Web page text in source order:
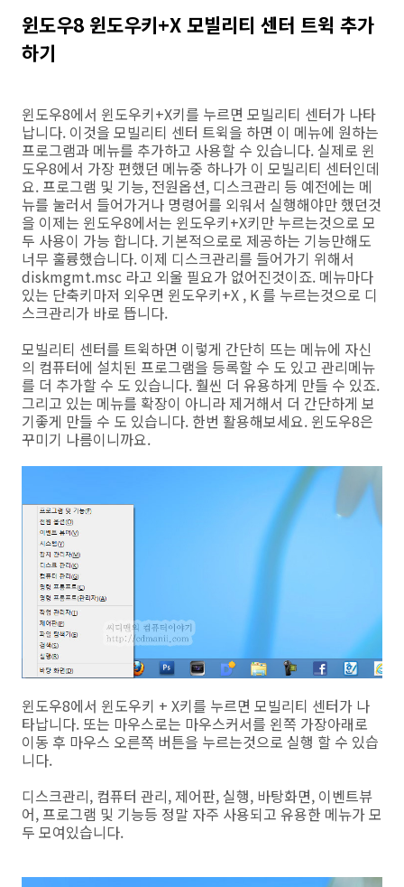
윈도우8 윈도우키+X 모빌리티 센터 트윅 추가
하기
윈도우8에서 윈도우키+X키를 누르면 모빌리티 센터가 나타
납니다. 이것을 모빌리티 센터 트윅을 하면 이 메뉴에 원하는
프로그램과 메뉴를 추가하고 사용할 수 있습니다. 실제로 윈
도우8에서 가장 편했던 메뉴중 하나가 이 모빌리티 센터인데
요. 프로그램 및 기능, 전원옵션, 디스크관리 등 예전에는 메
뉴를 눌러서 들어가거나 명령어를 외워서 실행해야만 했던것
을 이제는 윈도우8에서는 윈도우키+X키만 누르는것으로 모
두 사용이 가능 합니다. 기본적으로로 제공하는 기능만해도
너무 훌륭했습니다. 이제 디스크관리를 들어가기 위해서
diskmgmt.msc 라고 외울 필요가 없어진것이죠. 메뉴마다
있는 단축키마저 외우면 윈도우키+X , K 를 누르는것으로 디
스크관리가 바로 뜹니다.
모빌리티 센터를 트윅하면 이렇게 간단히 뜨는 메뉴에 자신
의 컴퓨터에 설치된 프로그램을 등록할 수 도 있고 관리메뉴
를 더 추가할 수 도 있습니다. 훨씬 더 유용하게 만들 수 있죠.
그리고 있는 메뉴를 확장이 아니라 제거해서 더 간단하게 보
기좋게 만들 수 도 있습니다. 한번 활용해보세요. 윈도우8은
꾸미기 나름이니까요.
윈도우8에서 윈도우키 + X키를 누르면 모빌리티 센터가 나
타납니다. 또는 마우스로는 마우스커서를 왼쪽 가장아래로
이동 후 마우스 오른쪽 버튼을 누르는것으로 실행 할 수 있습
니다.
디스크관리, 컴퓨터 관리, 제어판, 실행, 바탕화면, 이벤트뷰
어, 프로그램 및 기능등 정말 자주 사용되고 유용한 메뉴가 모
두 모여있습니다.